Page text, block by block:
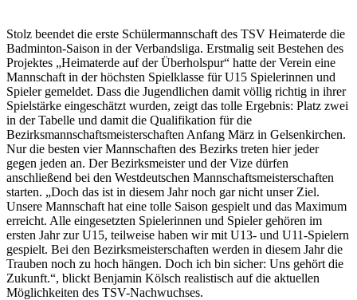
Stolz beendet die erste Schülermannschaft des TSV Heimaterde die
Badminton-Saison in der Verbandsliga. Erstmalig seit Bestehen des
Projektes „Heimaterde auf der Überholspur“ hatte der Verein eine
Mannschaft in der höchsten Spielklasse für U15 Spielerinnen und
Spieler gemeldet. Dass die Jugendlichen damit völlig richtig in ihrer
Spielstärke eingeschätzt wurden, zeigt das tolle Ergebnis: Platz zwei
in der Tabelle und damit die Qualifikation für die
Bezirksmannschaftsmeisterschaften Anfang März in Gelsenkirchen.
Nur die besten vier Mannschaften des Bezirks treten hier jeder
gegen jeden an. Der Bezirksmeister und der Vize dürfen
anschließend bei den Westdeutschen Mannschaftsmeisterschaften
starten. „Doch das ist in diesem Jahr noch gar nicht unser Ziel.
Unsere Mannschaft hat eine tolle Saison gespielt und das Maximum
erreicht. Alle eingesetzten Spielerinnen und Spieler gehören im
ersten Jahr zur U15, teilweise haben wir mit U13- und U11-Spielern
gespielt. Bei den Bezirksmeisterschaften werden in diesem Jahr die
Trauben noch zu hoch hängen. Doch ich bin sicher: Uns gehört die
Zukunft.“, blickt Benjamin Kölsch realistisch auf die aktuellen
Möglichkeiten des TSV-Nachwuchses.